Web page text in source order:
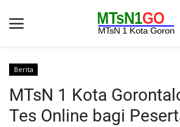
Beranda
Berita
Berita
MTsN 1 Kota
Tes Online bagi